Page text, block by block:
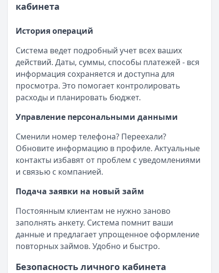
кабинета
История операций
Система ведет подробный учет всех ваших
действий. Даты, суммы, способы платежей - вся
информация сохраняется и доступна для
просмотра. Это помогает контролировать
расходы и планировать бюджет.
Управление персональными данными
Сменили номер телефона? Переехали?
Обновите информацию в профиле. Актуальные
контакты избавят от проблем с уведомлениями
и связью с компанией.
Подача заявки на новый займ
Постоянным клиентам не нужно заново
заполнять анкету. Система помнит ваши
данные и предлагает упрощенное оформление
повторных займов. Удобно и быстро.
Безопасность личного кабинета